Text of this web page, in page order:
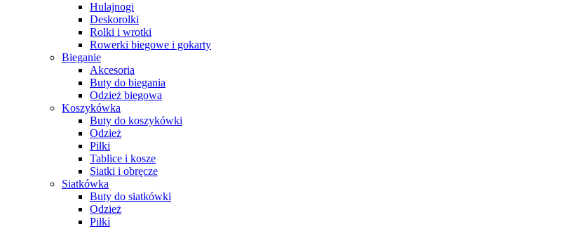
Hulajnogi
Deskorolki
Rolki i wrotki
Rowerki biegowe i gokarty
Bieganie
Akcesoria
Buty do biegania
Odzież biegowa
Koszykówka
Buty do koszykówki
Odzież
Piłki
Tablice i kosze
Siatki i obręcze
Siatkówka
Buty do siatkówki
Odzież
Piłki